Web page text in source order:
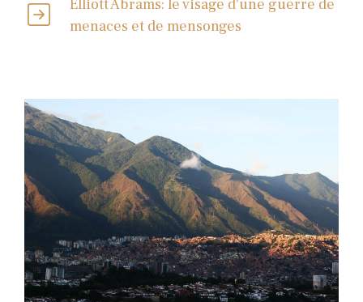
Elliott Abrams: le visage d'une guerre de
menaces et de mensonges